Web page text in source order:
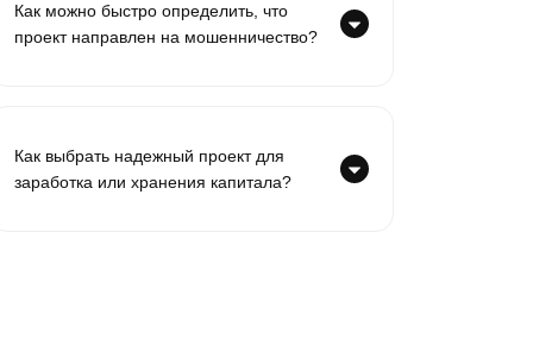
Как можно быстро определить, что
проект направлен на мошенничество?
Как выбрать надежный проект для
заработка или хранения капитала?